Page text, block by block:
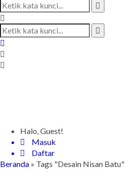
Halo, Guest!
Masuk
Daftar
Beranda » Tags "Desain Nisan Batu"